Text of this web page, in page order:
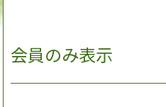
会員のみ表示